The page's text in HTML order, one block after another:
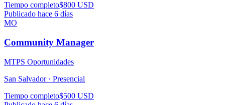
Tiempo completo$800 USD
Publicado hace 6 días
MO
Community Manager
MTPS Oportunidades
San Salvador · Presencial
Tiempo completo$500 USD